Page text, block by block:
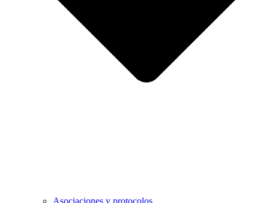
Asociaciones y protocolos